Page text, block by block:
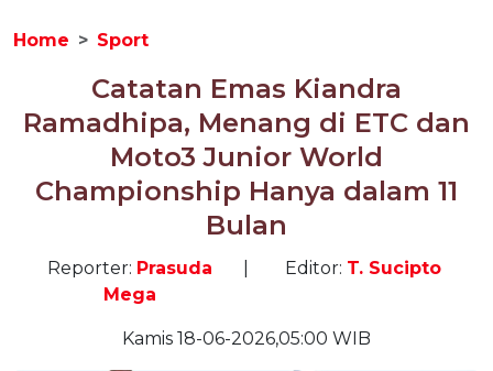
Home Sport
Catatan Emas Kiandra
Ramadhipa, Menang di ETC dan
Moto3 Junior World
Championship Hanya dalam 11
Bulan
Reporter: Prasuda
Mega
Editor: T. Sucipto
Kamis 18-06-2026,05:00 WIB